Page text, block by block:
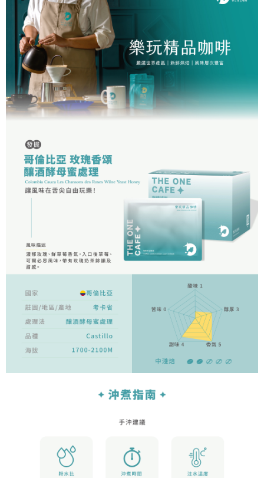
２．訂單成立數日內，您將收到繳費通知簡訊。
３．收到繳費通知簡訊後14天內，點擊此簡訊中的連結，可透過四大超商／
ATM／網路銀行／等多元方式進行付款，方視為交易完成。
※ 請注意：結帳手續完成當下不需立刻繳費，但若您需要取消訂單，請聯絡
購買商品的店家。未經商家同意取消之訂單仍視為有效，需透過AFTEE先享
後付繳納相關費用。
※ 交易是否成功請以「AFTEE先享後付 」之結帳頁面顯示為準，若有關於
是否繳費成功／繳費後需取消欲退款等相關疑問，請聯繫「AFTEE先享後付
客戶支援中心」https://netprotections.freshdesk.com/support/home
【注意事項】
權轉讓予恩沛科技股份有限公司。
２．關於個人資料處理事宜，請瀏覽以下網址：
https://aftee.tw/terms/#terms3
３．未成年的使用者請事先徵得法定代理人或監護人之同意方可使用
「AFTEE先享後付」，若未經同意申辦者引起之損失，本公司不負相關責
任。
４．使用「AFTEE先享後付」時，將依據個別帳號之用戶狀況，依本公司即
時審查核予不同之上限額度；若仍有額度不足之情形，本公司將視審查結果
５．嚴禁一人註冊多個帳號或使用他人資訊註冊。若發現惡意使用之情形，
恩沛科技股份有限公司將有權停止該用戶之使用額度並採取法律行動。
每筆NT$60，滿NT$1,200(含以上)免運費
7-11取貨付款
每筆NT$60，滿NT$1,200(含以上)免運費
付款後7-11取貨
每筆NT$60，滿NT$1,200(含以上)免運費
宅配
離島宅配
每筆NT$200